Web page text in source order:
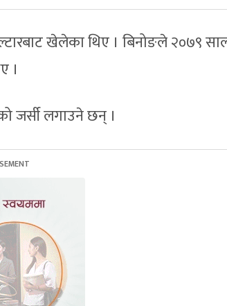
खेलेका थिए । बिनोङले २०७९
।
जर्सी लगाउने छन् ।